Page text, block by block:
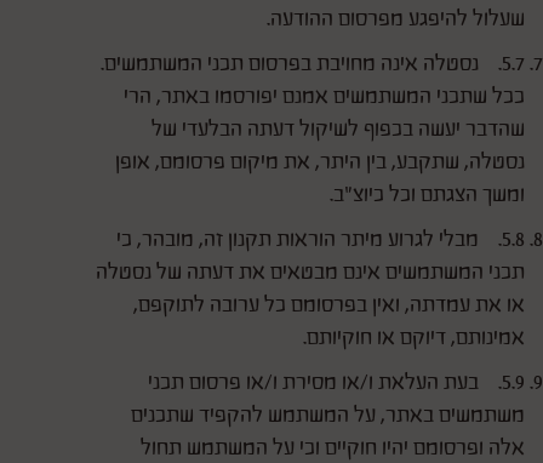
שעלול להיפגע מפרסום ההודעה.
5.7. נסטלה אינה מחויבת בפרסום תכני המשתמשים.
ככל שתכני המשתמשים אמנם יפורסמו באתר, הרי
שהדבר יעשה בכפוף לשיקול דעתה הבלעדי של
נסטלה, שתקבע, בין היתר, את מיקום פרסומם, אופן
ומשך הצגתם וכל כיוצ"ב.
5.8. מבלי לגרוע מיתר הוראות תקנון זה, מובהר, כי
תכני המשתמשים אינם מבטאים את דעתה של נסטלה
או את עמדתה, ואין בפרסומם כל ערובה לתוקפם,
אמינותם, דיוקם או חוקיותם.
5.9. בעת העלאת ו/או מסירת ו/או פרסום תכני
משתמשים באתר, על המשתמש להקפיד שתכנים
אלה ופרסומם יהיו חוקיים וכי על המשתמש תחול